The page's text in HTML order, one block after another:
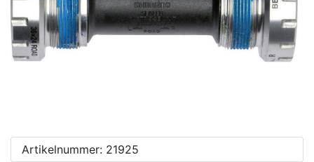
Artikelnummer: 21925